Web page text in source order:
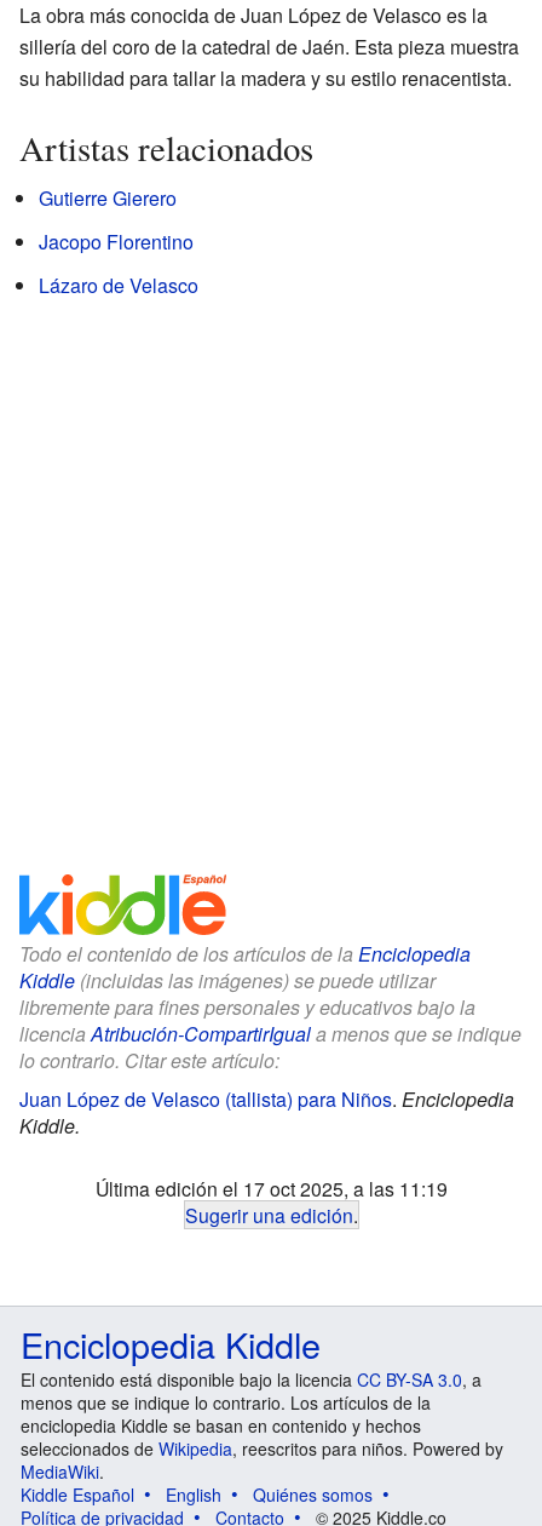
La obra más conocida de Juan López de Velasco es la
sillería del coro de la catedral de Jaén. Esta pieza muestra
su habilidad para tallar la madera y su estilo renacentista.
Artistas relacionados
Gutierre Gierero
Jacopo Florentino
Lázaro de Velasco
Todo el contenido de los artículos de la Enciclopedia
Kiddle (incluidas las imágenes) se puede utilizar
libremente para fines personales y educativos bajo la
licenciaAtribución-CompartirIguala menos que se indique
lo contrario. Citar este artículo:
Juan López de Velasco (tallista) para Niños. Enciclopedia
Kiddle.
Última edición el 17 oct 2025, a las 11:19
Sugerir una edición.
Enciclopedia Kiddle
El contenido está disponible bajo la licencia CC BY-SA 3.0, a
menos que se indique lo contrario. Los artículos de la
enciclopedia Kiddle se basan en contenido y hechos
seleccionados de Wikipedia, reescritos para niños. Powered by
MediaWiki.
Kiddle Español
English
Quiénes somos
Política de privacidad
Contacto © 2025 Kiddle.co